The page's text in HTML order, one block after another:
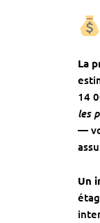
La
14
les
—
Un